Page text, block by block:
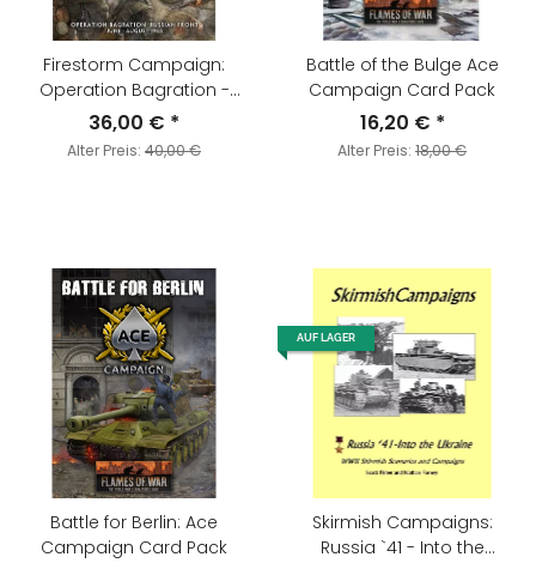
Firestorm Campaign:
Operation Bagration -
Russian Front June-August
1944
36,00 € *
Alter Preis: 40,00 €
Battle of the Bulge Ace
Campaign Card Pack
16,20 € *
Alter Preis: 18,00 €
Battle for Berlin: Ace
Campaign Card Pack
AUF LAGER
Skirmish Campaigns:
Russia `41 - Into the